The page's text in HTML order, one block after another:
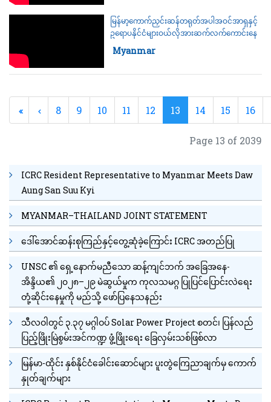
မြန်မာ့ကောက်ညှင်းဆန်တရုတ်အပါအဝင်အာရှနှင့်
ဥရောပနိုင်ငံများဝယ်လိုအားဆက်လက်ကောင်းနေ
Category:
Myanmar
8 9 10 11 12 13 14 15 16
Page 13 of 2039
ICRC Resident Representative to Myanmar Meets Daw
Aung San Suu Kyi
MYANMAR–THAILAND JOINT STATEMENT
ဒေါ်အောင်ဆန်းစုကြည်နှင့်တွေ့ဆုံခဲ့ကြောင်း ICRC အတည်ပြု
UNSC ၏ ရှေ့နောက်မညီသော ဆန့်ကျင်ဘက် အခြေအနေ-
အိန္ဒိယ၏ ၂၀၂၈–၂၉ မဲဆွယ်မှုက ကုလသမဂ္ဂ ပြုပြင်ပြောင်းလဲရေး
တုံ့ဆိုင်းနေမှုကို မည်သို့ ဖော်ပြနေသနည်း
သီလဝါတွင် ၃.၃၇ မဂ္ဂါဝပ် Solar Power Project စတင်၊ ပြန်လည်
ပြည့်ဖြိုးမြဲစွမ်းအင်ကဏ္ဍ ဖွံ့ဖြိုးရေး ခြေလှမ်းသစ်ဖြစ်လာ
မြန်မာ-ထိုင်း နှစ်နိုင်ငံခေါင်းဆောင်များ ပူးတွဲကြေညာချက်မှ ကောက်
နှုတ်ချက်များ